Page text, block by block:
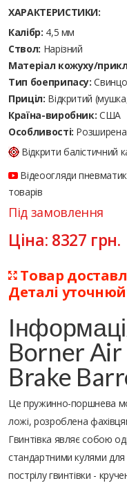
ХАРАКТЕРИСТИКИ:
Калібр: 4,5 мм
Ствол: Нарізний
Матеріал кожуху/
Тип боеприпасу:
Приціл: Відкритий
Країна-виробник: США
Особливості: Розширена
Відкрити балістичний
Відеоогляди
товарів
Під замовлення
Ціна: 8327 грн.
Товар
Деталі
Borner
Brake
Це пружинно-поршнева
ложі, розроблена
Гвинтівка являє собою
стандартними кулями
пострілу гвинтівки -